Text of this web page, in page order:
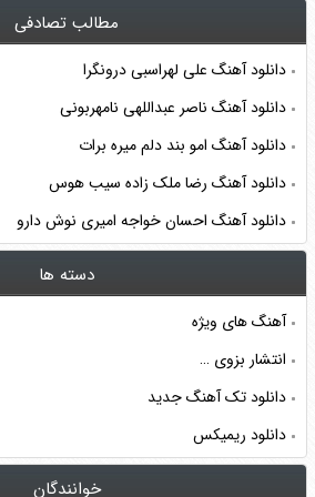
مطالب تصادفی
دانلود آهنگ علی لهراسبی درونگرا
دانلود آهنگ ناصر عبداللهی نامهربونی
دانلود آهنگ امو بند دلم میره برات
دانلود آهنگ رضا ملک زاده سيب هوس
دانلود آهنگ احسان خواجه امیری نوش دارو
دسته ها
آهنگ های ویژه
انتشار بزوی …
دانلود تک آهنگ جدید
دانلود ریمیکس
خوانندگان